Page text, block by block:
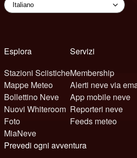
Esplora
Stazioni Sciistiche
Mappe Meteo
Bollettino Neve
Nuovi Whiteroom
Foto
MiaNeve
Servizi
Membership
Alerti neve via
App mobile neve
Reporteri neve
Feeds meteo
Prevedi ogni avventura